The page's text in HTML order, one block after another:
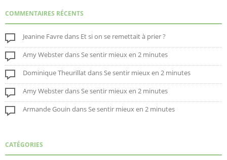
COMMENTAIRES RÉCENTS
Jeanine Favredans Et si on se remettait à prier ?
Amy WebsterdansSe sentir mieux en 2 minutes
Dominique TheurillatdansSe sentir mieux en 2 minutes
Amy WebsterdansSe sentir mieux en 2 minutes
Armande Gouin dansSe sentir mieux en 2 minutes
CATÉGORIES